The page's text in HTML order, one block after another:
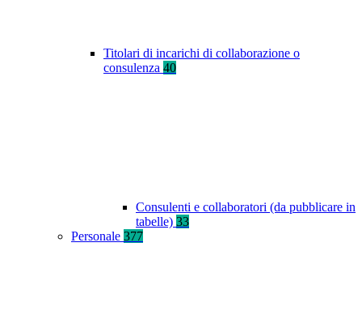
Titolari di incarichi di collaborazione o
consulenza 40
Consulenti e collaboratori (da pubblicare in
tabelle) 33
Personale 377